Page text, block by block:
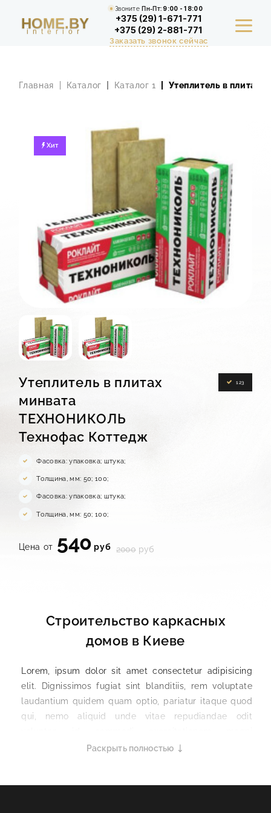
HOME.BY
interior
Звоните Пн-Пт: 9:00 - 18:00
+375 (29) 1-671-771
+375 (29) 2-881-771
Заказать звонок сейчас
УСЛУГИ
РАСЧЕТ СТОИМОСТИ РЕМОНТА
СТОИМОСТЬ
О КОМПАНИИ
КОНТАКТЫ
Главная Каталог Каталог 1 Утеплитель в
Хит
123
Утеплитель в плитах
минвата
ТЕХНОНИКОЛЬ
Технофас Коттедж
Фасовка: упаковка; штука;
Толщина, мм: 50; 100;
Фасовка: упаковка; штука;
Толщина, мм: 50; 100;
Цена от 540 руб 2000 руб
Строительство каркасных
домов в Киеве
Lorem, ipsum dolor sit amet consectetur adipisicing
elit. Dignissimos fugiat sint blanditiis, rem voluptate
laudantium quidem quam optio, pariatur itaque quod
qui, nemo aliquid unde vitae repudiandae odit
numquam? Mollitia asperiores illum ratione vero quo
Раскрыть полностью